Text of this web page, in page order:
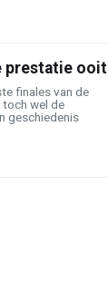
prestatie ooit
finales van de
toch wel de
geschiedenis